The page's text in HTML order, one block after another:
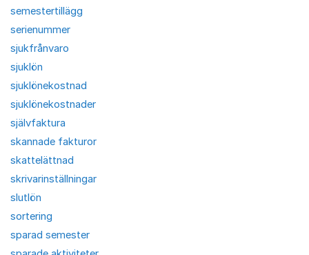
semestertillägg
serienummer
sjukfrånvaro
sjuklön
sjuklönekostnad
sjuklönekostnader
självfaktura
skannade fakturor
skattelättnad
skrivarinställningar
slutlön
sortering
sparad semester